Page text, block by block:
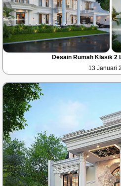
Desain Rumah Klasik 2
13 Januari